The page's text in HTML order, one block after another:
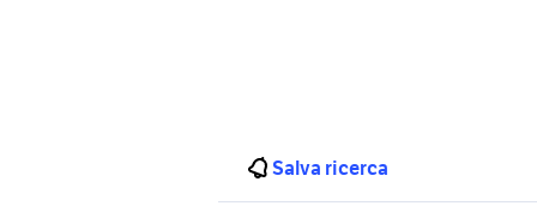
Salva ricerca